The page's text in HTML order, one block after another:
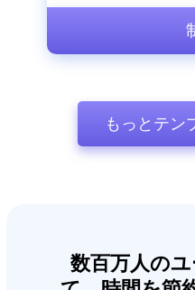
もっとテン
数百万人の